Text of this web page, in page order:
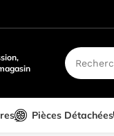
Pièces Détachées